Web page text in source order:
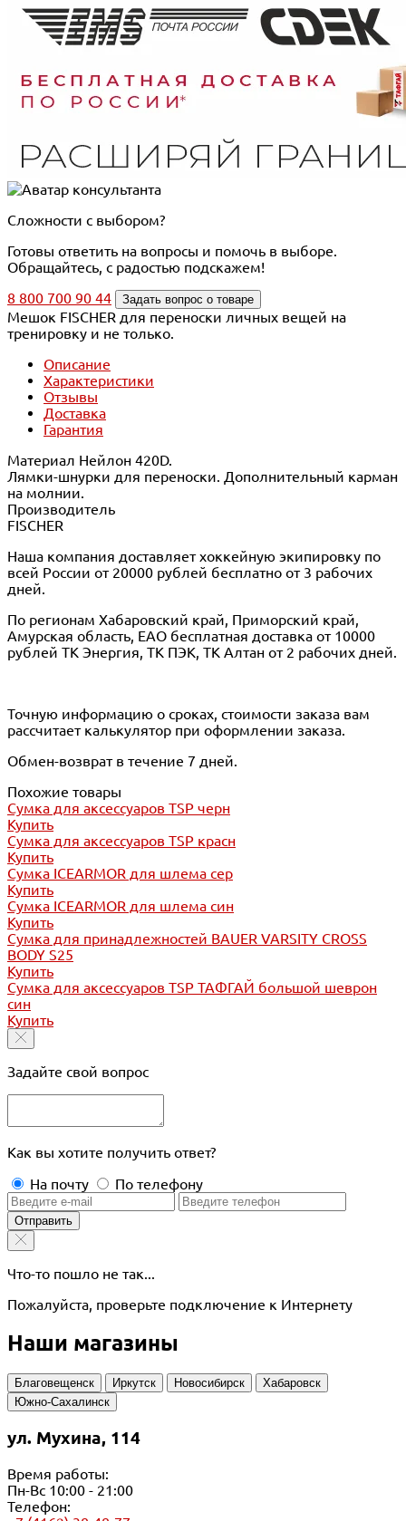
Сложности с выбором?
Готовы ответить на вопросы и помочь в выборе.
Обращайтесь, с радостью подскажем!
8 800 700 90 44
Задать вопрос о товаре
Мешок FISCHER для переноски личных вещей на
тренировку и не только.
Описание
Характеристики
Отзывы
Доставка
Гарантия
Материал Нейлон 420D.
Лямки-шнурки для переноски. Дополнительный карман
на молнии.
Производитель
FISCHER
Наша компания доставляет хоккейную экипировку по
всей России от 20000 рублей бесплатно от 3 рабочих
дней.
По регионам Хабаровский край, Приморский край,
Амурская область, ЕАО бесплатная доставка от 10000
рублей ТК Энергия, ТК ПЭК, ТК Алтан от 2 рабочих дней.
Точную информацию о сроках, стоимости заказа вам
рассчитает калькулятор при оформлении заказа.
Обмен-возврат в течение 7 дней.
Похожие товары
Сумка для аксессуаров TSP черн
Купить
Сумка для аксессуаров TSP красн
Купить
Сумка ICEARMOR для шлема сер
Купить
Сумка ICEARMOR для шлема син
Купить
Сумка для принадлежностей BAUER VARSITY CROSS
BODY S25
Купить
Сумка для аксессуаров TSP ТАФГАЙ большой шеврон
син
Купить
Задайте свой вопрос
Как вы хотите получить ответ?
На почту
По телефону
Отправить
Что-то пошло не так...
Пожалуйста, проверьте подключение к Интернету
Наши магазины
Благовещенск Иркутск Новосибирск
Хабаровск
Южно-Сахалинск
ул. Мухина, 114
Время работы:
Пн-Вс 10:00 - 21:00
Телефон: